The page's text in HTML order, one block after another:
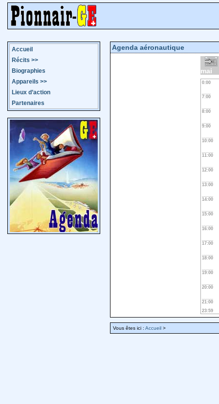
Accueil
Récits >>
Biographies
Appareils >>
Lieux d’action
Partenaires
Agenda aéronautique
mai
0:00
7:00
8:00
9:00
10:00
11:00
12:00
13:00
14:00
15:00
16:00
17:00
18:00
19:00
20:00
21:00
23:59
Vous êtes ici : Accueil >